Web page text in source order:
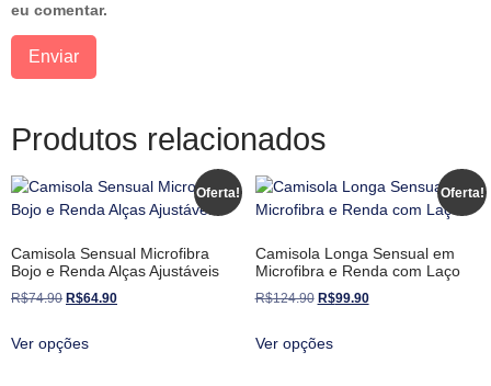
eu comentar.
Produtos relacionados
Oferta!
Camisola Sensual Microfibra
Bojo e Renda Alças Ajustáveis
R$74.90 R$64.90
Ver opções
Oferta!
Camisola Longa Sensual em
Microfibra e Renda com Laço
R$124.90 R$99.90
Ver opções